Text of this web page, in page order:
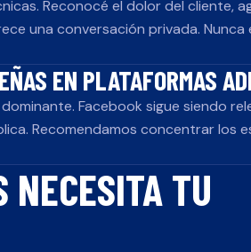
Reconocé el dolor del cliente,
una conversación privada.
EN PLATAFORMAS
Facebook sigue siendo
Recomendamos concentrar los
NECESITA TU